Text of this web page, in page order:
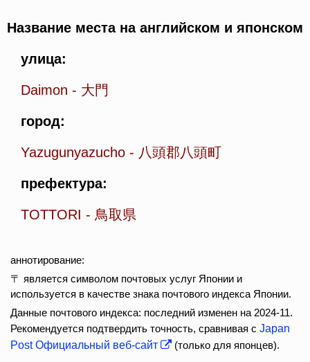
Название места на английском и японском
улица:
Daimon - 大門
город:
Yazugunyazucho - 八頭郡八頭町
префектура:
TOTTORI - 鳥取県
аннотирование:
〒 является символом почтовых услуг Японии и
используется в качестве знака почтового индекса Японии.
Данные почтового индекса: последний изменен на 2024-11.
Рекомендуется подтвердить точность, сравнивая с Japan
Post Официальный веб-сайт
(только для японцев).